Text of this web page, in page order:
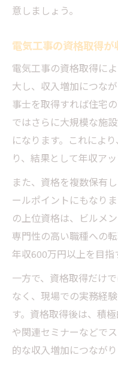
意しましょう。
電気工事の資格取得
電気工事の資格取得に
大し、収入増加につな
事士を取得すれば住宅
ではさらに大規模な施
になります。これによ
り、結果として年収ア
また、資格を複数保有
ールポイントにもなり
の上位資格は、ビルメ
専門性の高い職種への
年収600万円以上を目指
一方で、資格取得だけ
なく、現場での実務経
す。資格取得後は、積
や関連セミナーなどで
的な収入増加につながり